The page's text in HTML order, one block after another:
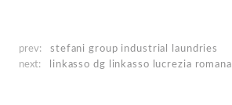
prev: stefani group industrial laundries
next:
linkasso dg linkasso lucrezia romana